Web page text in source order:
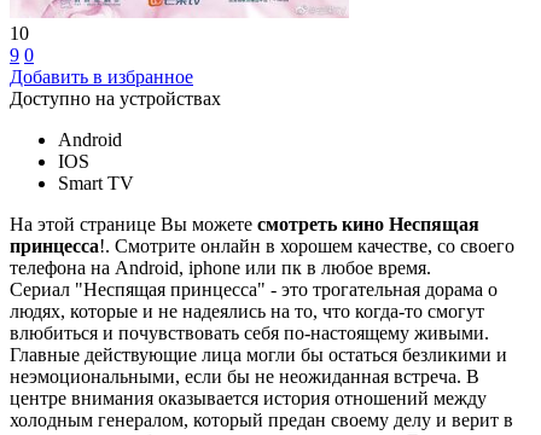
10
9 0
Добавить в избранное
Доступно на устройствах
Android
IOS
Smart TV
На этой странице Вы можете смотреть кино Неспящая
принцесса!. Смотрите онлайн в хорошем качестве, со своего
телефона на Android, iphone или пк в любое время.
Сериал "Неспящая принцесса" - это трогательная дорама о
людях, которые и не надеялись на то, что когда-то смогут
влюбиться и почувствовать себя по-настоящему живыми.
Главные действующие лица могли бы остаться безликими и
неэмоциональными, если бы не неожиданная встреча. В
центре внимания оказывается история отношений между
холодным генералом, который предан своему делу и верит в